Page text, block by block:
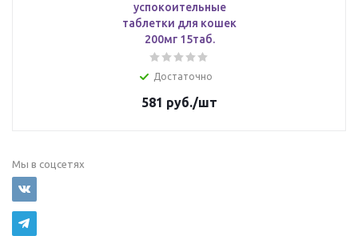
успокоительные
таблетки для кошек
200мг 15таб.
Достаточно
581 руб./шт
Мы в соцсетях